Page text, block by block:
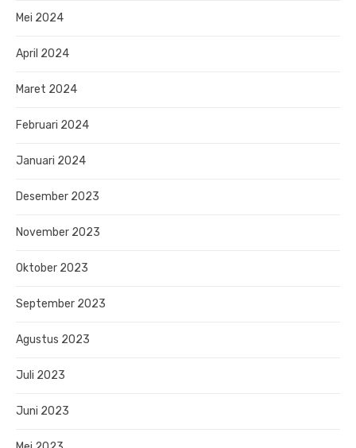
Mei 2024
April 2024
Maret 2024
Februari 2024
Januari 2024
Desember 2023
November 2023
Oktober 2023
September 2023
Agustus 2023
Juli 2023
Juni 2023